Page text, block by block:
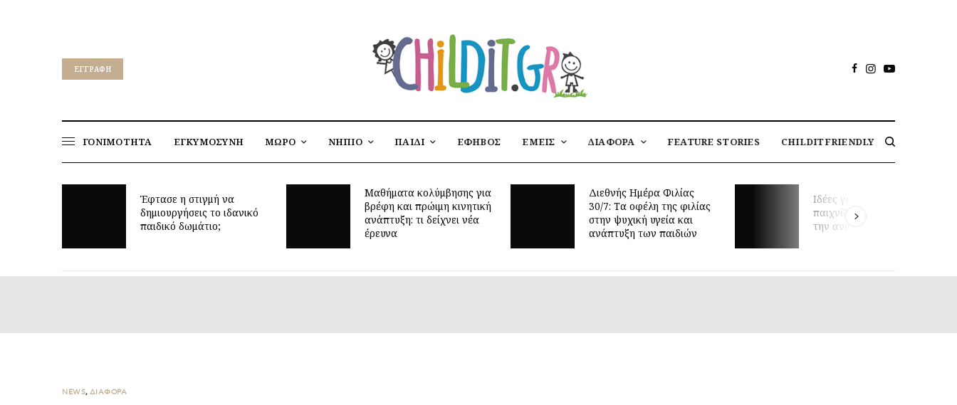
EΓΓΡΑΦΉ
ΓΟΝΙΜΟΤΗΤΑ ΕΓΚΥΜΟΣΥΝΗ ΜΩΡΟ ΝΗΠΙΟ ΠΑΙΔΙ ΕΦΗΒΟΣ ΕΜΕΙΣ ΔΙΑΦΟΡΑ FEATURE STORIES CHILDITFRIENDLY
Έφτασε η στιγμή να
δημιουργήσεις το ιδανικό
παιδικό δωμάτιο;
Μαθήματα κολύμβησης για
βρέφη και πρώιμη κινητική
ανάπτυξη: τι δείχνει νέα
έρευνα
Διεθνής Ημέρα Φιλίας
30/7: Tα οφέλη της φιλίας
στην ψυχική υγεία και
ανάπτυξη των παιδιών
Ιδέες για καθημερινό
παιχνίδι που υποστηρίζουν
την ανάπτυξη του μωρού
NEWS, ΔΙΑΦΟΡΑ